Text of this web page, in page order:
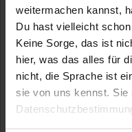
weitermachen kannst,
Du hast vielleicht
Keine Sorge, das ist
hier, was das alles für
nicht, die Sprache ist
sie von uns kennst.
06188 Landsberg bei
06071/3015-131
E-Mail anzeigen
Gründungsjahr
Mitarbeiter 350